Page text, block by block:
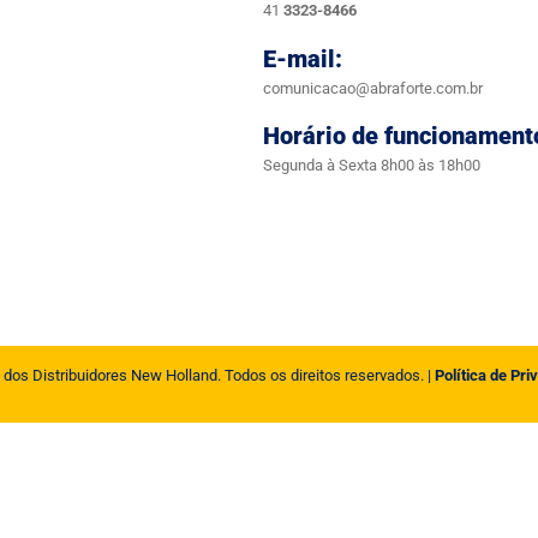
413323-8466
E-mail:
comunicacao@abraforte.com.br
Horário de
Segunda à Sexta 8h00 às 18h00
Distribuidores New Holland. Todos os direitos reservados. | Política de